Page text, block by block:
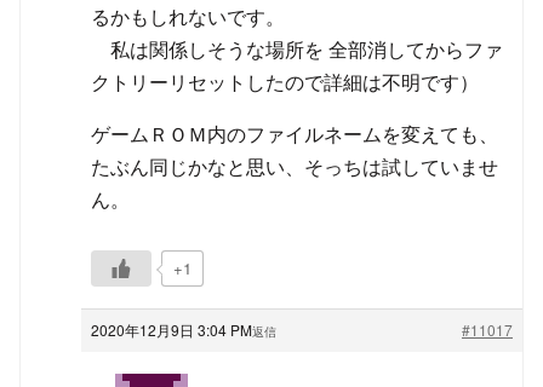
るかもしれないです。
私は関係しそうな場所を 全部消してからファ
クトリーリセットしたので詳細は不明です）
ゲームＲＯＭ内のファイルネームを変えても、
たぶん同じかなと思い、そっちは試していませ
ん。
+1
2020年12月9日 3:04 PM #11017
返信